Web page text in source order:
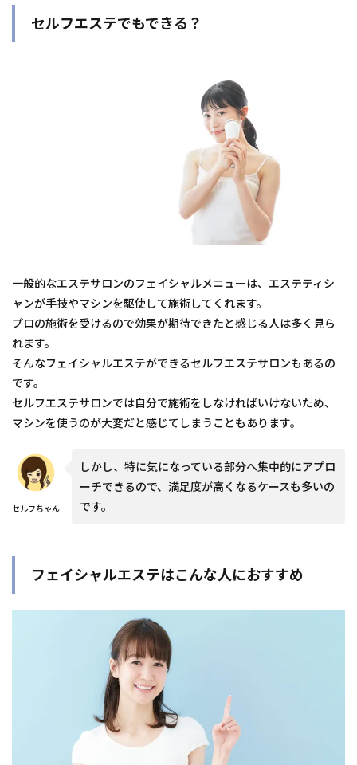
セルフエステでもできる？
一般的なエステサロンのフェイシャルメニューは、エステティシ
ャンが手技やマシンを駆使して施術してくれます。
プロの施術を受けるので効果が期待できたと感じる人は多く見ら
れます。
そんなフェイシャルエステができるセルフエステサロンもあるの
です。
セルフエステサロンでは自分で施術をしなければいけないため、
マシンを使うのが大変だと感じてしまうこともあります。
セルフちゃん
しかし、特に気になっている部分へ集中的にアプロ
ーチできるので、満足度が高くなるケースも多いの
です。
フェイシャルエステはこんな人におすすめ